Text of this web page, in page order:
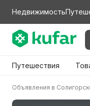
Недвижимость
Путешествия
Объявления в